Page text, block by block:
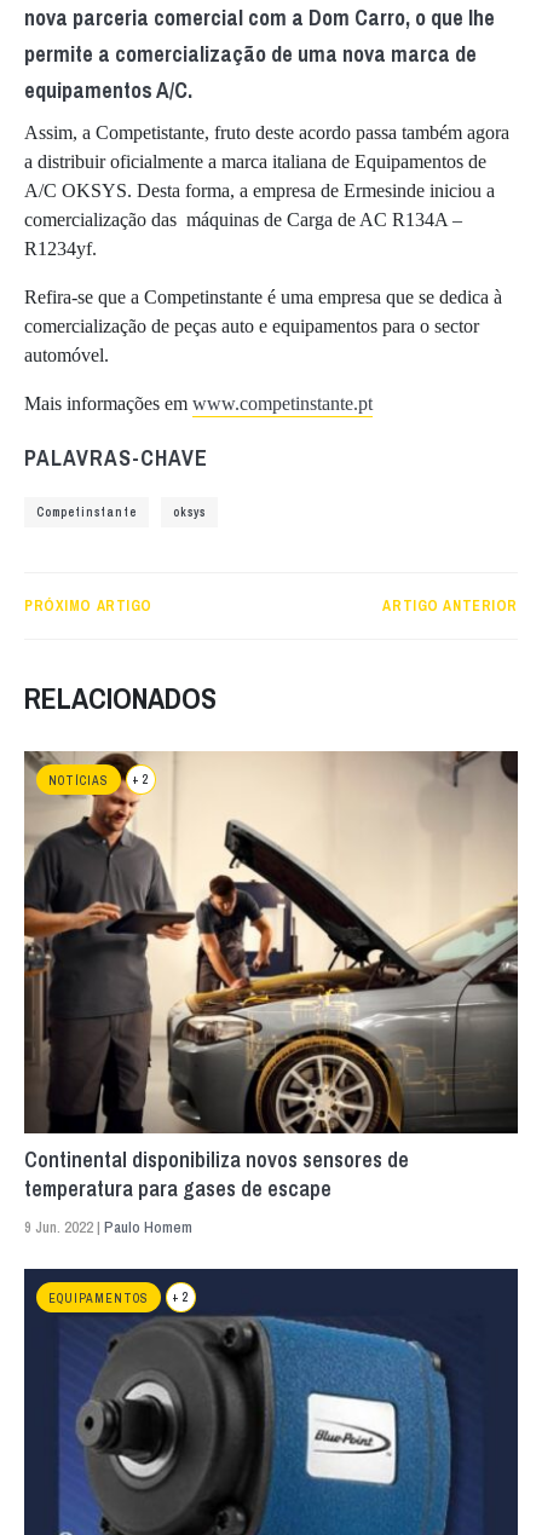
nova parceria comercial com a Dom Carro, o que lhe
permite a comercialização de uma nova marca de
equipamentos A/C.
Assim, a Competistante, fruto deste acordo passa também agora
a distribuir oficialmente a marca italiana de Equipamentos de
A/C OKSYS. Desta forma, a empresa de Ermesinde iniciou a
comercialização das máquinas de Carga de AC R134A –
R1234yf.
Refira-se que a Competinstante é uma empresa que se dedica à
comercialização de peças auto e equipamentos para o sector
automóvel.
Mais informações em www.competinstante.pt
PALAVRAS-CHAVE
Competinstante oksys
PRÓXIMO ARTIGO ARTIGO ANTERIOR
RELACIONADOS
NOTÍCIAS + 2
Continental disponibiliza novos sensores de
temperatura para gases de escape
9 Jun. 2022 | Paulo Homem
EQUIPAMENTOS + 2